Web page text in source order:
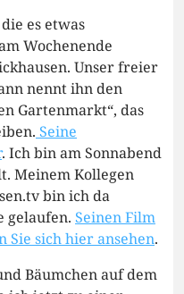
es etwas
Wochenende
Unser freier
nennt ihn den
Gartenmarkt“, das
Seine
. Ich bin am Sonnabend
Meinem Kollegen
bin ich da
gelaufen. Seinen Film
Sie sich hier ansehen.
Bäumchen auf dem